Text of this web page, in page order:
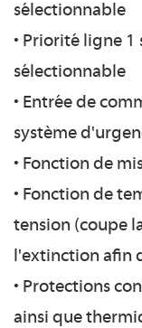
sélectionnable
• Priorité ligne 1
sélectionnable
• Entrée de
système
• Fonction de
• Fonction de
tension (coupe
l'extinction afin
• Protections
ainsi que